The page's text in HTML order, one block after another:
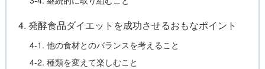
4. 発酵食品ダイエットを成功させるおもなポイント
4-1. 他の食材とのバランスを考えること
4-2. 種類を変えて楽しむこと